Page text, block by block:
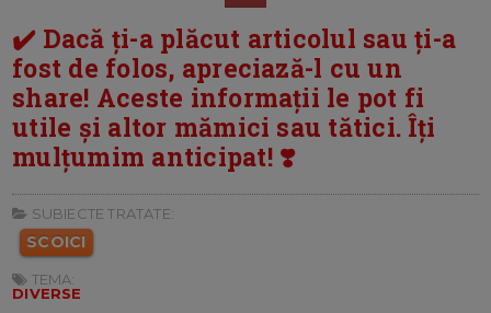
✔️ Dacă ți-a plăcut articolul sau ți-a
fost de folos, apreciază-l cu un
share! Aceste informații le pot fi
utile și altor mămici sau tătici. Îți
mulțumim anticipat! ❣️
SUBIECTE TRATATE:
SCOICI
TEMA:
DIVERSE